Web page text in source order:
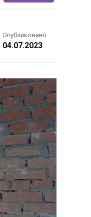
Опубликовано
04.07.2023